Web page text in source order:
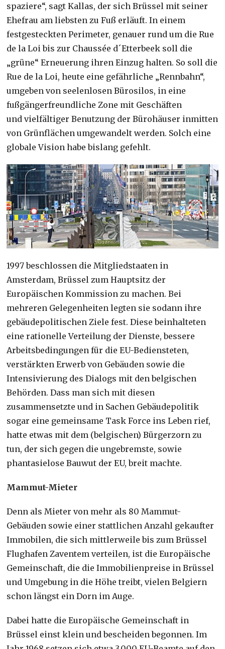
spaziere“, sagt Kallas, der sich Brüssel mit seiner
Ehefrau am liebsten zu Fuß erläuft. In einem
festgesteckten Perimeter, genauer rund um die Rue
de la Loi bis zur Chaussée d´Etterbeek soll die
„grüne“ Erneuerung ihren Einzug halten. So soll die
Rue de la Loi, heute eine gefährliche „Rennbahn“,
umgeben von seelenlosen Bürosilos, in eine
fußgängerfreundliche Zone mit Geschäften
und vielfältiger Benutzung der Bürohäuser inmitten
von Grünflächen umgewandelt werden. Solch eine
globale Vision habe bislang gefehlt.
1997 beschlossen die Mitgliedstaaten in
Amsterdam, Brüssel zum Hauptsitz der
Europäischen Kommission zu machen. Bei
mehreren Gelegenheiten legten sie sodann ihre
gebäudepolitischen Ziele fest. Diese beinhalteten
eine rationelle Verteilung der Dienste, bessere
Arbeitsbedingungen für die EU-Bediensteten,
verstärkten Erwerb von Gebäuden sowie die
Intensivierung des Dialogs mit den belgischen
Behörden. Dass man sich mit diesen
zusammensetzte und in Sachen Gebäudepolitik
sogar eine gemeinsame Task Force ins Leben rief,
hatte etwas mit dem (belgischen) Bürgerzorn zu
tun, der sich gegen die ungebremste, sowie
phantasielose Bauwut der EU, breit machte.
Mammut-Mieter
Denn als Mieter von mehr als 80 Mammut-
Gebäuden sowie einer stattlichen Anzahl gekaufter
Immobilen, die sich mittlerweile bis zum Brüssel
Flughafen Zaventem verteilen, ist die Europäische
Gemeinschaft, die die Immobilienpreise in Brüssel
und Umgebung in die Höhe treibt, vielen Belgiern
schon längst ein Dorn im Auge.
Dabei hatte die Europäische Gemeinschaft in
Brüssel einst klein und bescheiden begonnen. Im